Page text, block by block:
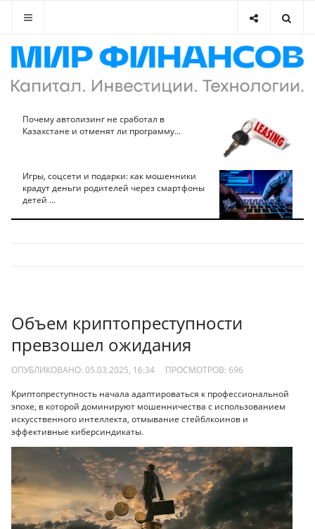
Почему автолизинг не сработал в
Казахстане и отменят ли программу...
Игры, соцсети и подарки: как мошенники
крадут деньги родителей через смартфоны
детей ...
Объем криптопреступности
превзошел ожидания
ОПУБЛИКОВАНО: 05.03.2025, 16:34 ПРОСМОТРОВ: 696
Криптопреступность начала адаптироваться к профессиональной
эпохе, в которой доминируют мошенничества с использованием
искусственного интеллекта, отмывание стейблкоинов и
эффективные киберсиндикаты.